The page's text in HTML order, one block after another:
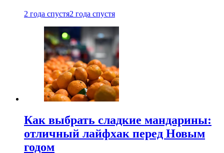
2 года спустя2 года спустя
Как выбрать сладкие мандарины:
отличный лайфхак перед Новым
годом